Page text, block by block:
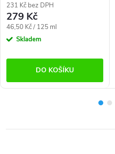
231 Kč bez DPH
279 Kč
Měrná
cena:
46,50 Kč / 125 ml
Skladem
DO KOŠÍKU